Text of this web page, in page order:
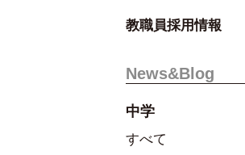
教職員採用情報
News&Blog
中学
すべて